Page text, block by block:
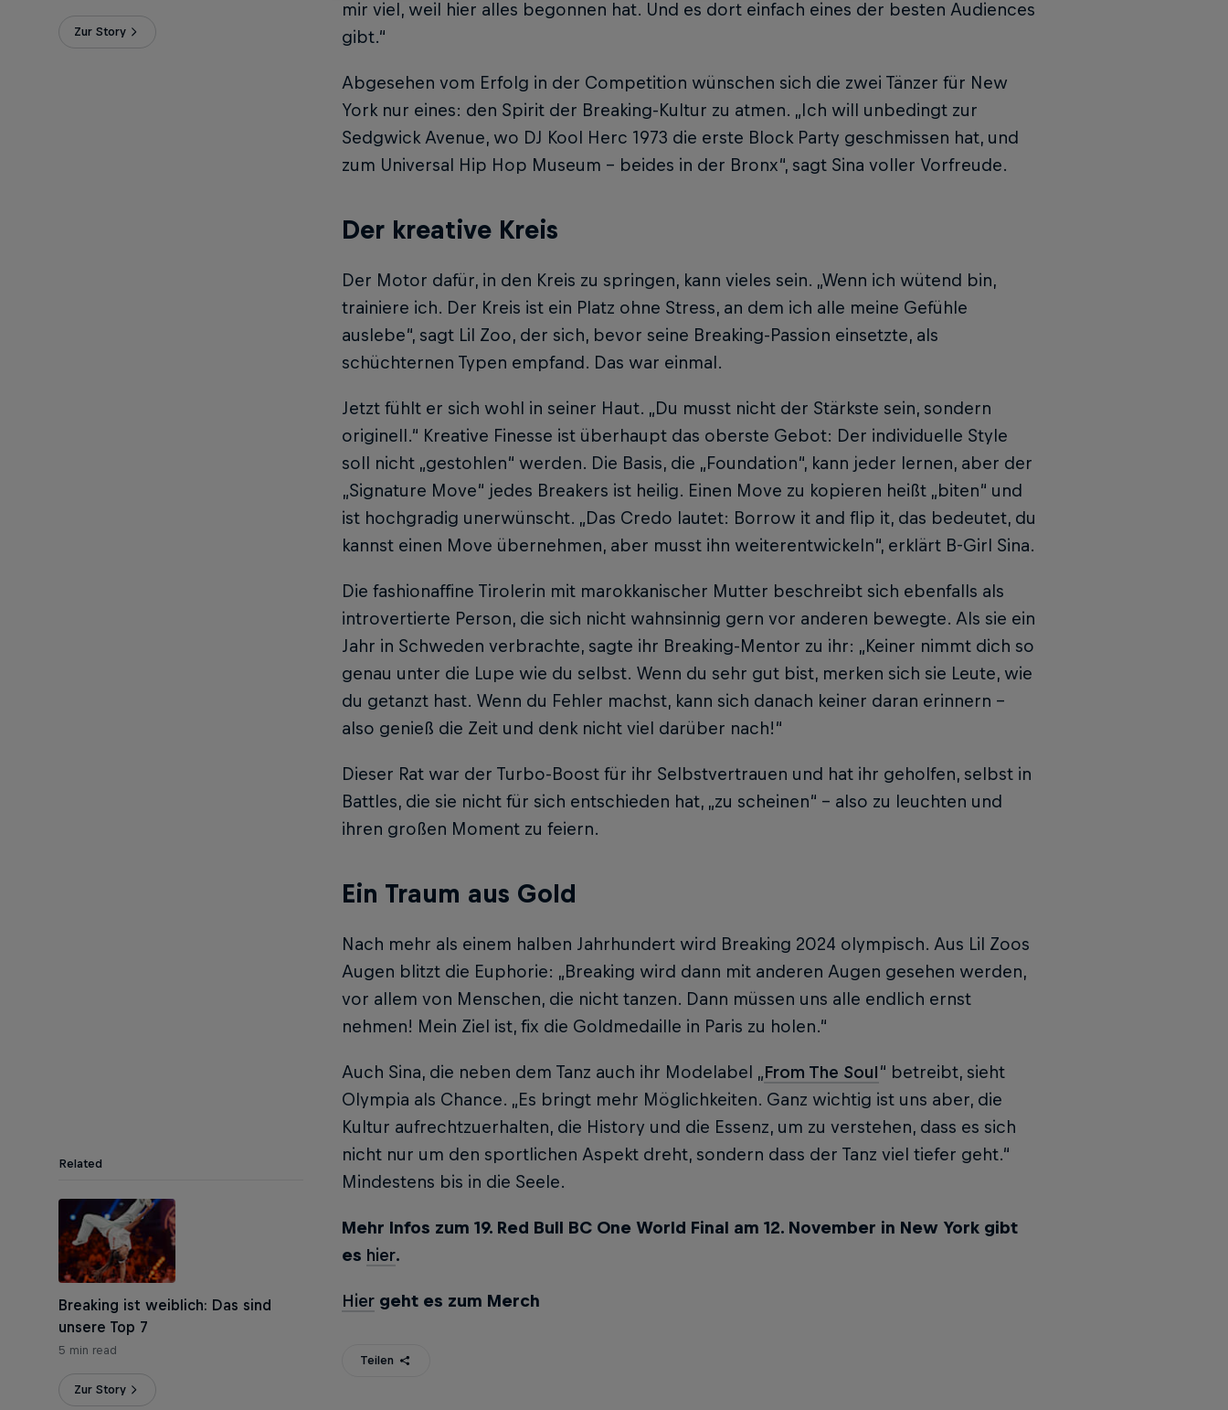
Zur Story
mir viel, weil hier alles begonnen hat. Und es dort einfach eines der besten Audiences
gibt.“
Abgesehen vom Erfolg in der Competition wünschen sich die zwei Tänzer für New
York nur eines: den Spirit der Breaking-Kultur zu atmen. „Ich will unbedingt zur
Sedgwick Avenue, wo DJ Kool Herc 1973 die erste Block Party geschmissen hat, und
zum Universal Hip Hop Museum – beides in der Bronx“, sagt Sina voller Vorfreude.
Der kreative Kreis
Der Motor dafür, in den Kreis zu springen, kann vieles sein. „Wenn ich wütend bin,
trainiere ich. Der Kreis ist ein Platz ohne Stress, an dem ich alle meine Gefühle
auslebe“, sagt Lil Zoo, der sich, bevor seine Breaking-Passion einsetzte, als
schüchternen Typen empfand. Das war einmal.
Jetzt fühlt er sich wohl in seiner Haut. „Du musst nicht der Stärkste sein, sondern
originell.“ Kreative Finesse ist überhaupt das oberste Gebot: Der individuelle Style
soll nicht „gestohlen“ werden. Die Basis, die „Foundation“, kann jeder lernen, aber der
„Signature Move“ jedes Breakers ist heilig. Einen Move zu kopieren heißt „biten“ und
ist hochgradig unerwünscht. „Das Credo lautet: Borrow it and flip it, das bedeutet, du
kannst einen Move übernehmen, aber musst ihn weiterentwickeln“, erklärt B-Girl Sina.
Die fashionaffine Tirolerin mit marokkanischer Mutter beschreibt sich ebenfalls als
introvertierte Person, die sich nicht wahnsinnig gern vor anderen bewegte. Als sie ein
Jahr in Schweden verbrachte, sagte ihr Breaking-Mentor zu ihr: „Keiner nimmt dich so
genau unter die Lupe wie du selbst. Wenn du sehr gut bist, merken sich sie Leute, wie
du getanzt hast. Wenn du Fehler machst, kann sich danach keiner daran erinnern –
also genieß die Zeit und denk nicht viel darüber nach!“
Dieser Rat war der Turbo-Boost für ihr Selbstvertrauen und hat ihr geholfen, selbst in
Battles, die sie nicht für sich entschieden hat, „zu scheinen“ – also zu leuchten und
ihren großen Moment zu feiern.
Ein Traum aus Gold
Nach mehr als einem halben Jahrhundert wird Breaking 2024 olympisch. Aus Lil Zoos
Augen blitzt die Euphorie: „Breaking wird dann mit anderen Augen gesehen werden,
vor allem von Menschen, die nicht tanzen. Dann müssen uns alle endlich ernst
nehmen! Mein Ziel ist, fix die Goldmedaille in Paris zu holen.“
Auch Sina, die neben dem Tanz auch ihr Modelabel „From The Soul“ betreibt, sieht
Olympia als Chance. „Es bringt mehr Möglichkeiten. Ganz wichtig ist uns aber, die
Kultur aufrechtzuerhalten, die History und die Essenz, um zu verstehen, dass es sich
nicht nur um den sportlichen Aspekt dreht, sondern dass der Tanz viel tiefer geht.“
Mindestens bis in die Seele.
Mehr Infos zum 19. Red Bull BC One World Final am 12. November in New York gibt
es hier.
Hiergeht es zum Merch
Related
Breaking ist weiblich: Das sind
unsere Top 7
5 min read
Zur Story
Teilen